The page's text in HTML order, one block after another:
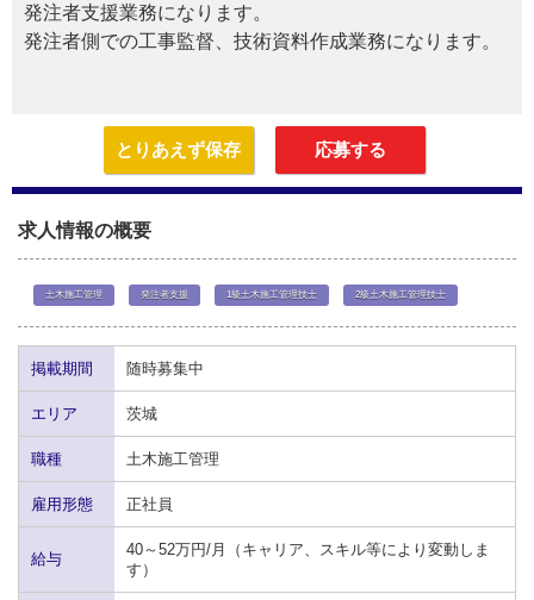
発注者支援業務になります。
発注者側での工事監督、技術資料作成業務になります。
とりあえず保存 応募する
求人情報の概要
土木施工管理 発注者支援 1級土木施工管理技士 2級土木施工管理技士
掲載期間 随時募集中
エリア 茨城
職種 土木施工管理
雇用形態 正社員
給与
40～52万円/月（キャリア、スキル等により変動しま
す）